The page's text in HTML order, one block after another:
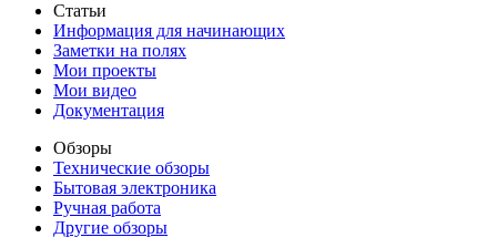
Статьи
Информация для начинающих
Заметки на полях
Мои проекты
Мои видео
Документация
Обзоры
Технические обзоры
Бытовая электроника
Ручная работа
Другие обзоры